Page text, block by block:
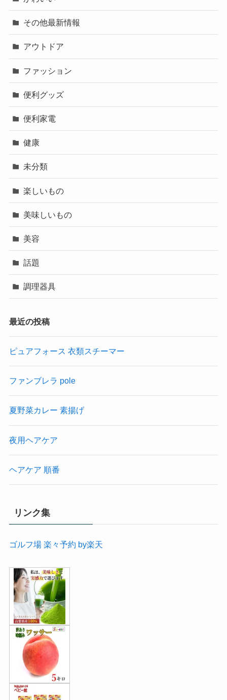
その他最新情報
アウトドア
ファッション
便利グッズ
便利家電
健康
未分類
楽しいもの
美味しいもの
美容
話題
調理器具
最近の投稿
ピュアフォース 衣類スチーマー
ファンブレラ pole
夏野菜カレー 素揚げ
夜用ヘアケア
ヘアケア 順番
リンク集
ゴルフ場 楽々予約 by楽天